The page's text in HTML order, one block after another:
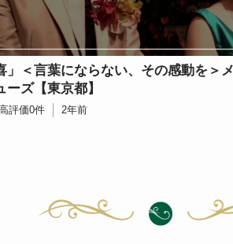
」＜言葉にならない、その感動を＞
ーズ【東京都】
評価0件 2年前